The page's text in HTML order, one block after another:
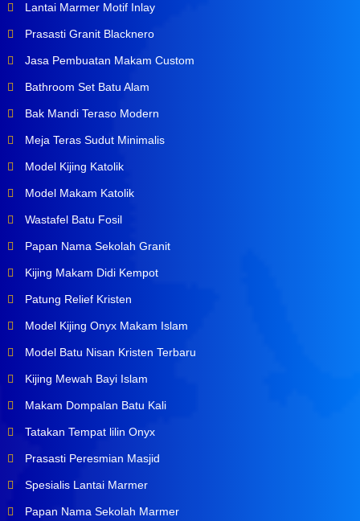
Lantai Marmer Motif Inlay
Prasasti Granit Blacknero
Jasa Pembuatan Makam Custom
Bathroom Set Batu Alam
Bak Mandi Teraso Modern
Meja Teras Sudut Minimalis
Model Kijing Katolik
Model Makam Katolik
Wastafel Batu Fosil
Papan Nama Sekolah Granit
Kijing Makam Didi Kempot
Patung Relief Kristen
Model Kijing Onyx Makam Islam
Model Batu Nisan Kristen Terbaru
Kijing Mewah Bayi Islam
Makam Dompalan Batu Kali
Tatakan Tempat lilin Onyx
Prasasti Peresmian Masjid
Spesialis Lantai Marmer
Papan Nama Sekolah Marmer